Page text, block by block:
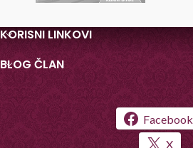
KORISNI LINKOVI
BLOG ČLAN
Facebook
X